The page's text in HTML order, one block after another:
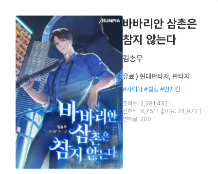
바바리안 삼촌은
참지 않는다
킴총무
유료 〉 현대판타지, 판타지
#사이다 #힐링 #먼치킨
조회수: 2,381,432
선호작: 8,751
좋아요: 74,977
연재글: 200